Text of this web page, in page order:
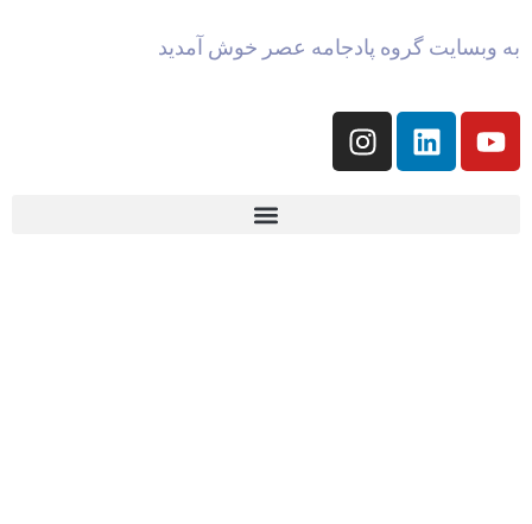
به وبسایت گروه پادجامه عصر خوش آمدید